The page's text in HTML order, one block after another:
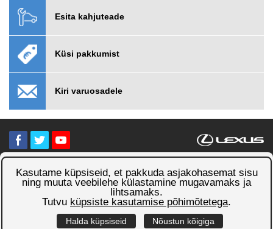
Esita kahjuteade
Küsi pakkumist
Kiri varuosadele
Isikuandmete töötlemise üldtingimused Küpsised
Veebipartner:
Kasutame küpsiseid, et pakkuda asjakohasemat sisu
ning muuta veebilehe külastamine mugavamaks ja
lihtsamaks.
Tutvu küpsiste kasutamise põhimõtetega.
Halda küpsiseid Nõustun kõigiga